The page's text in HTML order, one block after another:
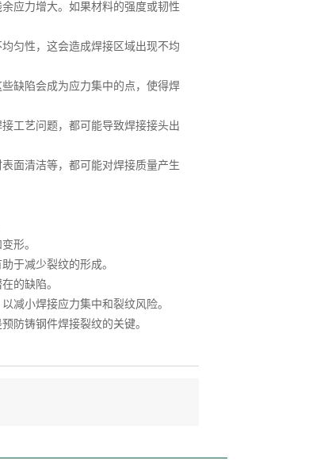
应力增大。如果材料的强度或韧性
匀性，这会造成焊接区域出现不均
缺陷会成为应力集中的点，使得焊
工艺问题，都可能导致焊接接头出
面清洁等，都可能对焊接质量产生
形。
于减少裂纹的形成。
的缺陷。
小焊接应力集中和裂纹风险。
防铸钢件焊接裂纹的关键。